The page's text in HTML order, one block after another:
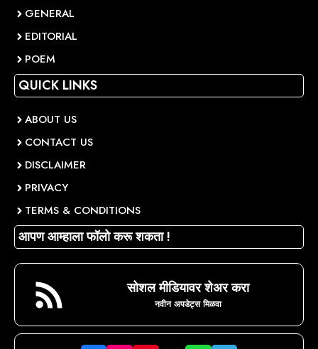
GENERAL
EDITORIAL
POEM
QUICK LINKS
ABOUT US
CONTACT US
DISCLAIMER
PRIVACY
TERMS & CONDITIONS
आपण आम्हाला फॉलो करू शकता !
सोशल मीडियावर शेअर करा
नवीन अपडेट्स मिळवा